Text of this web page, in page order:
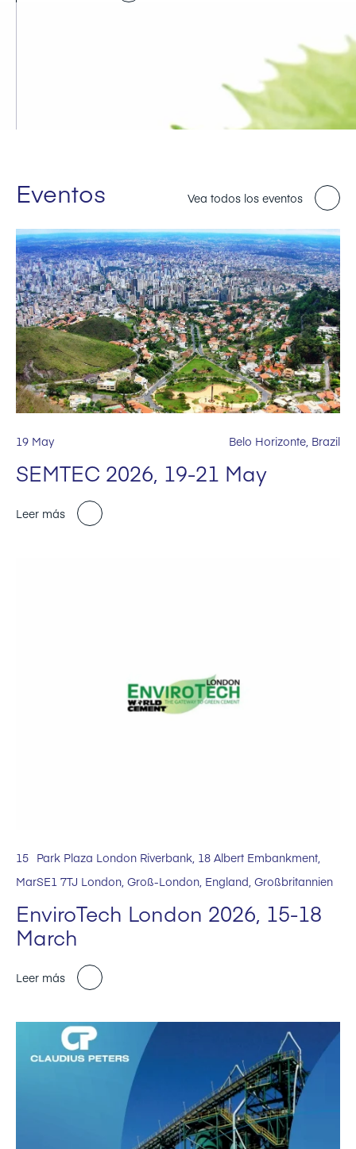
Eventos Vea todos los eventos
19 May Belo Horizonte, Brazil
SEMTEC 2026, 19-21 May
Leer más
15
Mar
Park Plaza London Riverbank, 18 Albert Embankment,
SE1 7TJ London, Groß-London, England, Großbritannien
EnviroTech London 2026, 15-18
March
Leer más